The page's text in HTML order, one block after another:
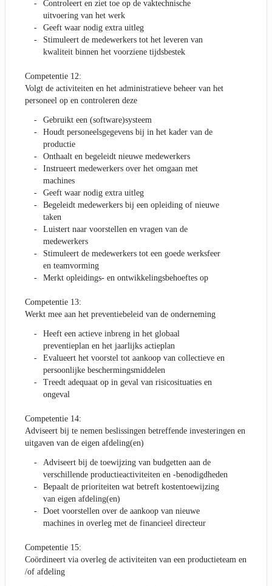
Controleert en ziet toe op de vaktechnische
uitvoering van het werk
Geeft waar nodig extra uitleg
Stimuleert de medewerkers tot het leveren van
kwaliteit binnen het voorziene tijdsbestek
Competentie 12:
Volgt de activiteiten en het administratieve beheer van het
personeel op en controleren deze
Gebruikt een (software)systeem
Houdt personeelsgegevens bij in het kader van de
productie
Onthaalt en begeleidt nieuwe medewerkers
Instrueert medewerkers over het omgaan met
machines
Geeft waar nodig extra uitleg
Begeleidt medewerkers bij een opleiding of nieuwe
taken
Luistert naar voorstellen en vragen van de
medewerkers
Stimuleert de medewerkers tot een goede werksfeer
en teamvorming
Merkt opleidings- en ontwikkelingsbehoeftes op
Competentie 13:
Werkt mee aan het preventiebeleid van de onderneming
Heeft een actieve inbreng in het globaal
preventieplan en het jaarlijks actieplan
Evalueert het voorstel tot aankoop van collectieve en
persoonlijke beschermingsmiddelen
Treedt adequaat op in geval van risicosituaties en
ongeval
Competentie 14:
Adviseert bij te nemen beslissingen betreffende investeringen en
uitgaven van de eigen afdeling(en)
Adviseert bij de toewijzing van budgetten aan de
verschillende productieactiviteiten en -benodigdheden
Bepaalt de prioriteiten wat betreft kostentoewijzing
van eigen afdeling(en)
Doet voorstellen over de aankoop van nieuwe
machines in overleg met de financieel directeur
Competentie 15:
Coördineert via overleg de activiteiten van een productieteam en
/of afdeling